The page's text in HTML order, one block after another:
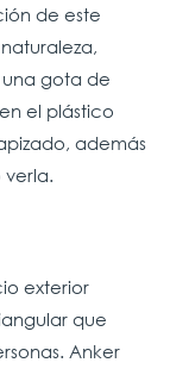
de este
gota de
el plástico
además
exterior
que
Anker